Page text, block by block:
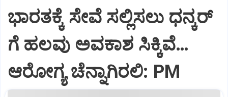
ಭಾರತಕ್ಕೆ ಸೇವೆ ಸಲ್ಲಿಸಲು ಧನ್ಕರ್‌
ಗೆ ಹಲವು ಅವಕಾಶ ಸಿಕ್ಕಿವೆ…
ಆರೋಗ್ಯ ಚೆನ್ನಾಗಿರಲಿ: PM